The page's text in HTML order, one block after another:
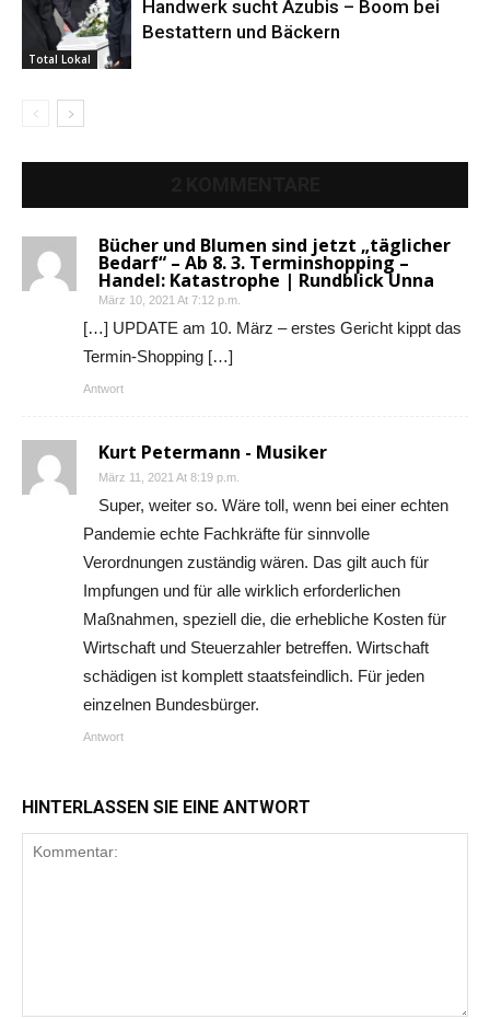
Total Lokal
Handwerk sucht Azubis – Boom bei
Bestattern und Bäckern
Bücher und Blumen sind jetzt „täglicher
Bedarf“ – Ab 8. 3. Terminshopping –
Handel: Katastrophe | Rundblick Unna
März 10, 2021 At 7:12 p.m.
[…] UPDATE am 10. März – erstes Gericht kippt das
Termin-Shopping […]
Antwort
Kurt Petermann - Musiker
März 11, 2021 At 8:19 p.m.
Super, weiter so. Wäre toll, wenn bei einer echten
Pandemie echte Fachkräfte für sinnvolle
Verordnungen zuständig wären. Das gilt auch für
Impfungen und für alle wirklich erforderlichen
Maßnahmen, speziell die, die erhebliche Kosten für
Wirtschaft und Steuerzahler betreffen. Wirtschaft
schädigen ist komplett staatsfeindlich. Für jeden
einzelnen Bundesbürger.
Antwort
HINTERLASSEN SIE EINE ANTWORT